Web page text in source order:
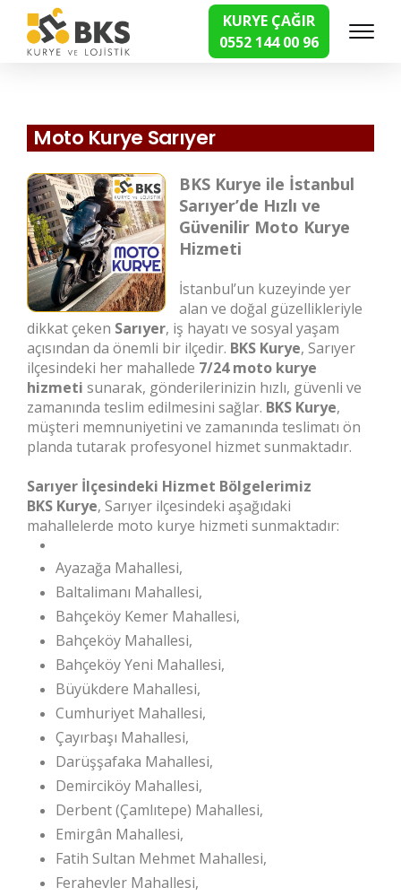
KURYE ÇAĞIR
0552 144 00 96
Hızlı Kurye Hizmetleri
Moto Kurye Sarıyer
BKS Kurye ile İstanbul
Sarıyer’de Hızlı ve
Güvenilir Moto Kurye
Hizmeti
İstanbul’un kuzeyinde yer
alan ve doğal güzellikleriyle
dikkat çeken Sarıyer, iş hayatı ve sosyal yaşam
açısından da önemli bir ilçedir. BKS Kurye, Sarıyer
ilçesindeki her mahallede 7/24 moto kurye
hizmeti sunarak, gönderilerinizin hızlı, güvenli ve
zamanında teslim edilmesini sağlar. BKS Kurye,
müşteri memnuniyetini ve zamanında teslimatı ön
planda tutarak profesyonel hizmet sunmaktadır.
Sarıyer İlçesindeki Hizmet Bölgelerimiz
BKS Kurye, Sarıyer ilçesindeki aşağıdaki
mahallelerde moto kurye hizmeti sunmaktadır:
Ayazağa Mahallesi,
Baltalimanı Mahallesi,
Bahçeköy Kemer Mahallesi,
Bahçeköy Mahallesi,
Bahçeköy Yeni Mahallesi,
Büyükdere Mahallesi,
Cumhuriyet Mahallesi,
Çayırbaşı Mahallesi,
Darüşşafaka Mahallesi,
Demirciköy Mahallesi,
Derbent (Çamlıtepe) Mahallesi,
Emirgân Mahallesi,
Fatih Sultan Mehmet Mahallesi,
Ferahevler Mahallesi,